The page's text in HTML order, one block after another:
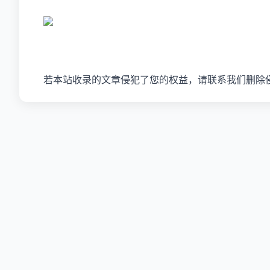
若本站收录的文章侵犯了您的权益，请联系我们删除